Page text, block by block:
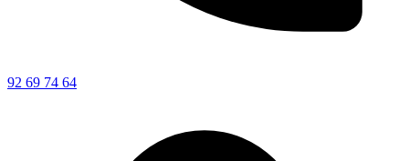
92 69 74 64